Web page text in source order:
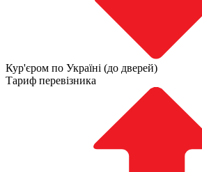
Кур'єром по Україні (до дверей)
Тариф перевізника